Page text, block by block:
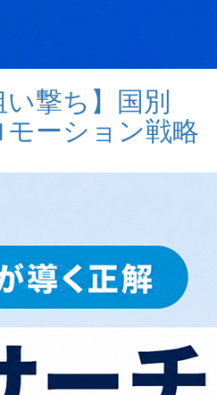
い撃ち】国別
モーション戦略